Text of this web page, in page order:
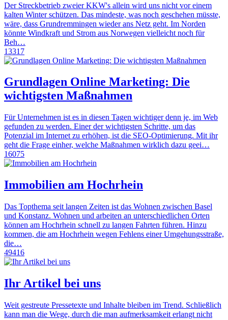
Der Streckbetrieb zweier KKW's allein wird uns nicht vor einem
kalten Winter schützen. Das mindeste, was noch geschehen müsste,
wäre, dass Grundremmingen wieder ans Netz geht. Im Norden
könnte Windkraft und Strom aus Norwegen vielleicht noch für
Beh…
13317
Grundlagen Online Marketing: Die
wichtigsten Maßnahmen
Für Unternehmen ist es in diesen Tagen wichtiger denn je, im Web
gefunden zu werden. Einer der wichtigsten Schritte, um das
Potenzial im Internet zu erhöhen, ist die SEO-Optimierung. Mit ihr
geht die Frage einher, welche Maßnahmen wirklich dazu geei…
16075
Immobilien am Hochrhein
Das Topthema seit langen Zeiten ist das Wohnen zwischen Basel
und Konstanz. Wohnen und arbeiten an unterschiedlichen Orten
können am Hochrhein schnell zu langen Fahrten führen. Hinzu
kommen, die am Hochrhein wegen Fehlens einer Umgehungsstraße,
die…
49416
Ihr Artikel bei uns
Weit gestreute Pressetexte und Inhalte bleiben im Trend. Schließlich
kann man die Wege, durch die man aufmerksamkeit erlangt nicht